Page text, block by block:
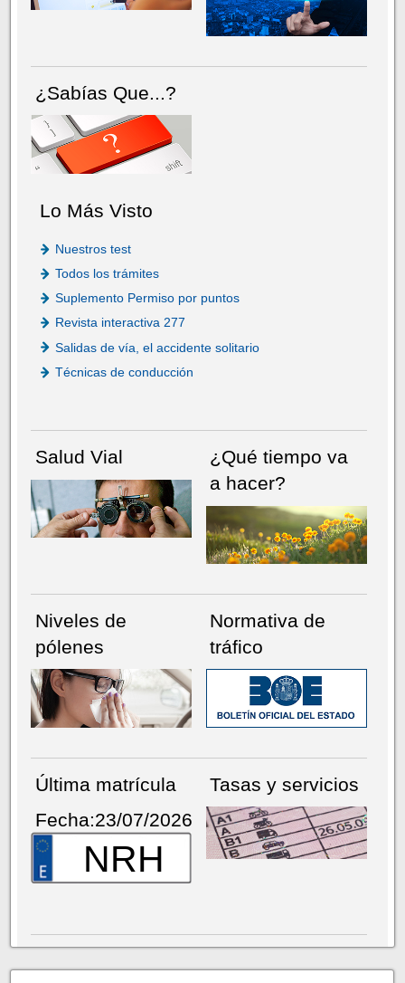
¿Sabías Que...?
Lo Más Visto
Nuestros test
Todos los trámites
Suplemento Permiso por puntos
Revista interactiva 277
Salidas de vía, el accidente solitario
Técnicas de conducción
Salud Vial
¿Qué tiempo va
a hacer?
Niveles de
pólenes
Normativa de
tráfico
Última matrícula
Fecha:23/07/2026
NRH
Tasas y servicios